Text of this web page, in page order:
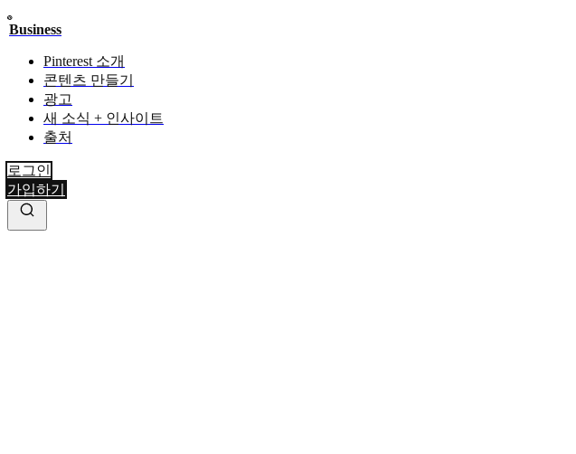
Business
Pinterest 소개
콘텐츠 만들기
광고
새 소식 + 인사이트
출처
로그인
가입하기